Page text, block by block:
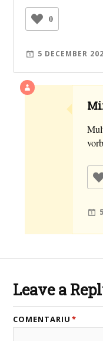
0
5 DECEMBER
Leave a
COMENTARIU *